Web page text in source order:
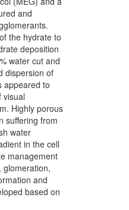
and
the hydrate to
deposition
water cut and
dispersion of
appeared to
visual
Highly porous
suffering from
water
in the cell
management
glomeration,
and
based on